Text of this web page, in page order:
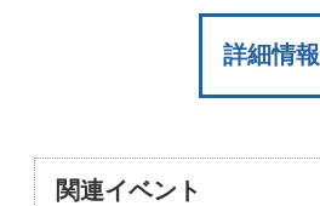
詳細情報
関連イベント